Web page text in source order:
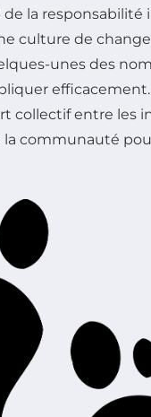
de la responsabilité
culture de
unes des
efficacement.
collectif entre les
la communauté